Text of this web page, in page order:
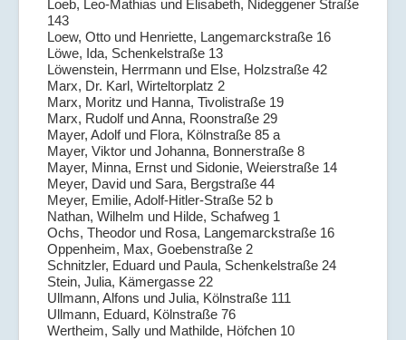
Loeb, Leo-Mathias und Elisabeth, Nideggener Straße
143
Loew, Otto und Henriette, Langemarckstraße 16
Löwe, Ida, Schenkelstraße 13
Löwenstein, Herrmann und Else, Holzstraße 42
Marx, Dr. Karl, Wirteltorplatz 2
Marx, Moritz und Hanna, Tivolistraße 19
Marx, Rudolf und Anna, Roonstraße 29
Mayer, Adolf und Flora, Kölnstraße 85 a
Mayer, Viktor und Johanna, Bonnerstraße 8
Mayer, Minna, Ernst und Sidonie, Weierstraße 14
Meyer, David und Sara, Bergstraße 44
Meyer, Emilie, Adolf-Hitler-Straße 52 b
Nathan, Wilhelm und Hilde, Schafweg 1
Ochs, Theodor und Rosa, Langemarckstraße 16
Oppenheim, Max, Goebenstraße 2
Schnitzler, Eduard und Paula, Schenkelstraße 24
Stein, Julia, Kämergasse 22
Ullmann, Alfons und Julia, Kölnstraße 111
Ullmann, Eduard, Kölnstraße 76
Wertheim, Sally und Mathilde, Höfchen 10